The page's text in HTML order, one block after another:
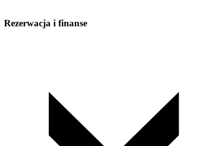
Rezerwacja i finanse